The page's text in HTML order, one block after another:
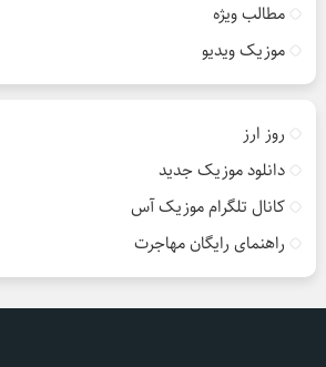
مطالب ویژه
موزیک ویدیو
روز ارز
دانلود موزیک جدید
کانال تلگرام موزیک آس
راهنمای رایگان مهاجرت